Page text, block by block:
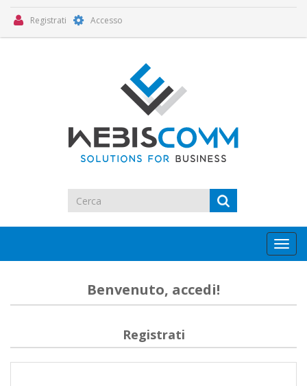
Registrati Accesso
Benvenuto, accedi!
Registrati